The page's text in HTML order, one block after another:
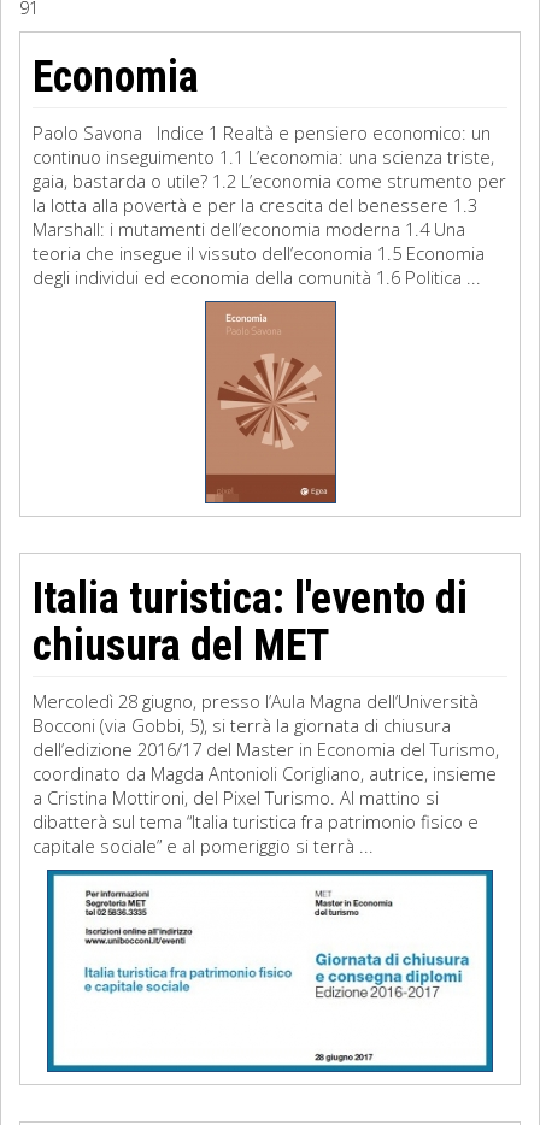
Filosofia
Storia
Matematica
Diritto
91
Economia
Paolo Savona Indice 1 Realtà e pensiero economico: un
continuo inseguimento 1.1 L’economia: una scienza triste,
gaia, bastarda o utile? 1.2 L’economia come strumento per
la lotta alla povertà e per la crescita del benessere 1.3
Marshall: i mutamenti dell’economia moderna 1.4 Una
teoria che insegue il vissuto dell’economia 1.5 Economia
degli individui ed economia della comunità 1.6 Politica ...
Italia turistica: l'evento di
chiusura del MET
Mercoledì 28 giugno, presso l’Aula Magna dell’Università
Bocconi (via Gobbi, 5), si terrà la giornata di chiusura
dell’edizione 2016/17 del Master in Economia del Turismo,
coordinato da Magda Antonioli Corigliano, autrice, insieme
a Cristina Mottironi, del Pixel Turismo. Al mattino si
dibatterà sul tema “Italia turistica fra patrimonio fisico e
capitale sociale” e al pomeriggio si terrà ...